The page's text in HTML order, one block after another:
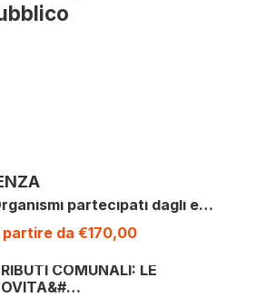
partecipati dagli e…
partire da €170,00
COMUNALI: LE